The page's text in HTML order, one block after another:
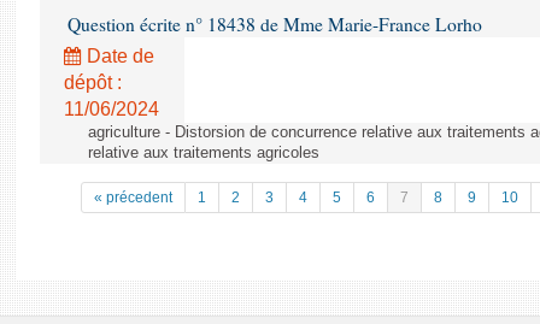
Question écrite n° 18438 de Mme Marie-France Lorho
Date de
dépôt :
11/06/2024
agriculture - Distorsion de concurrence relative aux traitements
relative aux traitements agricoles
« précedent 1 2 3 4 5 6 7 8 9 10